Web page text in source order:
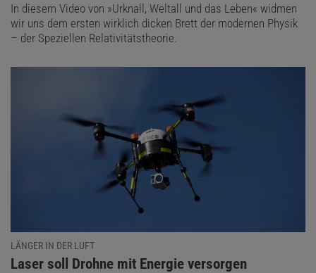
In diesem Video von »Urknall, Weltall und das Leben« widmen
wir uns dem ersten wirklich dicken Brett der modernen Physik
– der Speziellen Relativitätstheorie.
LÄNGER IN DER LUFT
:
Laser soll Drohne mit Energie versorgen